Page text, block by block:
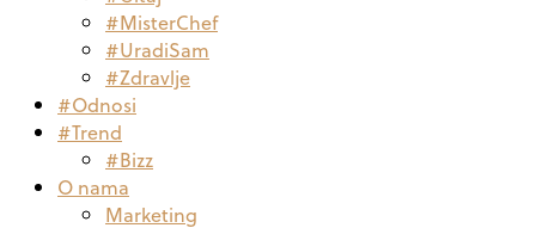
#MisterChef
#UradiSam
#Zdravlje
#Odnosi
#Trend
#Bizz
O nama
Marketing